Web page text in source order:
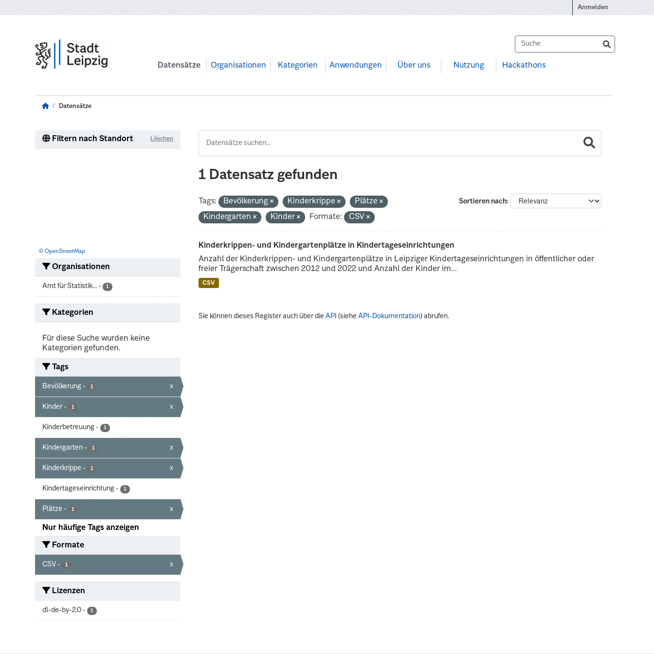
Anmelden
Datensätze Organisationen Kategorien Anwendungen Über uns Nutzung Hackathons
Datensätze
Filtern nach Standort Löschen
© OpenStreetMap
Organisationen
Amt für Statistik... - 1
Kategorien
Für diese Suche wurden keine
Kategorien gefunden.
Tags
Bevölkerung - 1 x
Kinder - 1 x
Kinderbetreuung - 1
Kindergarten - 1 x
Kinderkrippe - 1 x
Kindertageseinrichtung - 1
Plätze - 1 x
Nur häufige Tags anzeigen
Formate
CSV - 1 x
Lizenzen
dl-de-by-2.0 - 1
1 Datensatz gefunden
Sortieren nach
Tags: Bevölkerung Kinderkrippe
Plätze
Kindergarten
Kinder Formate: CSV
Kinderkrippen- und Kindergartenplätze in Kindertageseinrichtungen
Anzahl der Kinderkrippen- und Kindergartenplätze in Leipziger Kindertageseinrichtungen in öffentlicher oder
freier Trägerschaft zwischen 2012 und 2022 und Anzahl der Kinder im...
CSV
Sie können dieses Register auch über dieAPI (sieheAPI-Dokumentation) abrufen.